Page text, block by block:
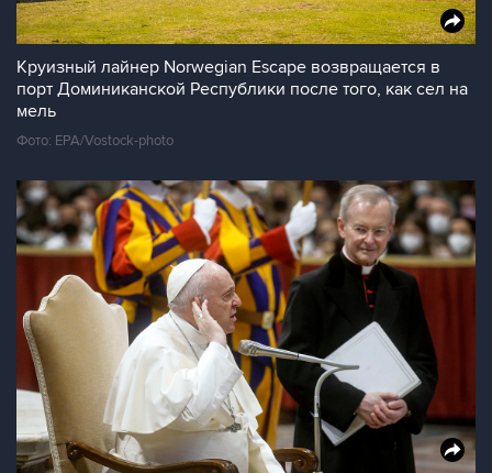
Круизный лайнер Norwegian Escape возвращается в
порт Доминиканской Республики после того, как сел на
мель
Фото: EPA/Vostock-photo